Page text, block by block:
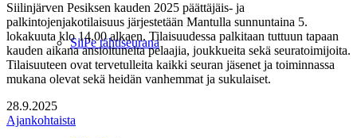
SiiPe tähtiseurana
Siilinjärven Pesiksen kauden 2025 päättäjäis- ja
palkintojenjakotilaisuus järjestetään Mantulla sunnuntaina 5.
lokakuuta klo 14.00 alkaen. Tilaisuudessa palkitaan tuttuun tapaan
kauden aikana ansioituneita pelaajia, joukkueita sekä seuratoimijoita.
Tilaisuuteen ovat tervetulleita kaikki seuran jäsenet ja toiminnassa
mukana olevat sekä heidän vanhemmat ja sukulaiset.
28.9.2025
Ajankohtaista